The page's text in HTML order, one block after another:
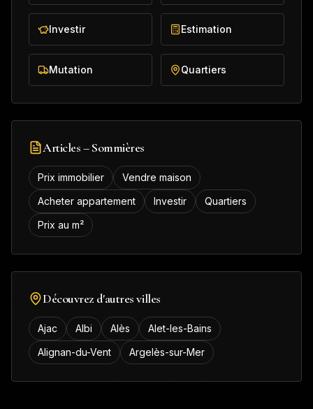
Investir Estimation
Mutation Quartiers
Articles –Sommières
Prix immobilier
Vendre maison
Acheter appartement
Investir
Quartiers
Prix au m²
Découvrez d'autres villes
Ajac Albi Alès
Alet-les-Bains
Alignan-du-Vent
Argelès-sur-Mer